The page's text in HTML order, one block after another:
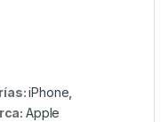
iPhone
Apple